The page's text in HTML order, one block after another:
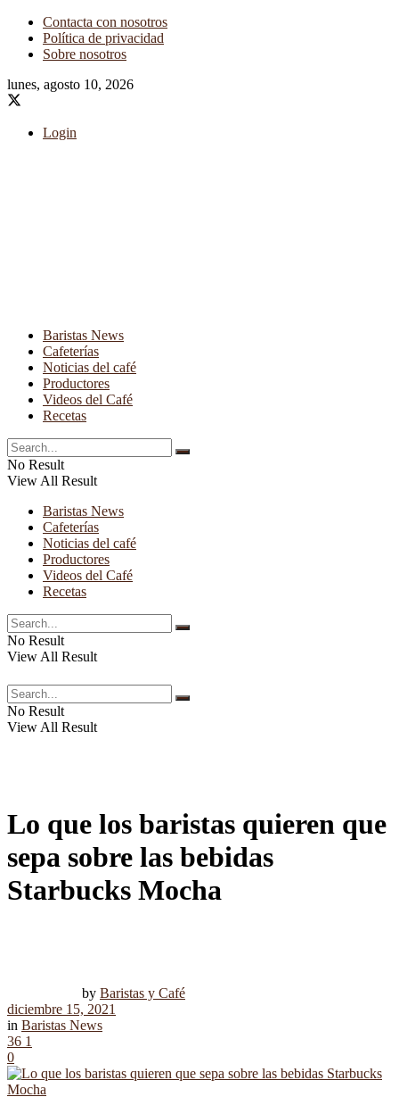
Contacta con nosotros
Política de privacidad
Sobre nosotros
lunes, agosto 10, 2026
Login
Baristas News
Cafeterías
Noticias del café
Productores
Videos del Café
Recetas
No Result
View All Result
Baristas News
Cafeterías
Noticias del café
Productores
Videos del Café
Recetas
No Result
View All Result
No Result
View All Result
Lo que los baristas quieren que
sepa sobre las bebidas
Starbucks Mocha
by Baristas y Café
diciembre 15, 2021
in Baristas News
36 1
0